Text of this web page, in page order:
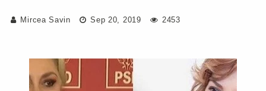
Mircea Savin Sep 20, 2019 2453